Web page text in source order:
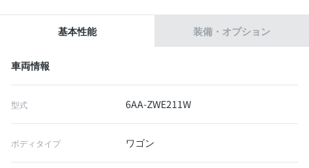
基本性能 装備・オプション
車両情報
型式 6AA-ZWE211W
ボディタイプ ワゴン